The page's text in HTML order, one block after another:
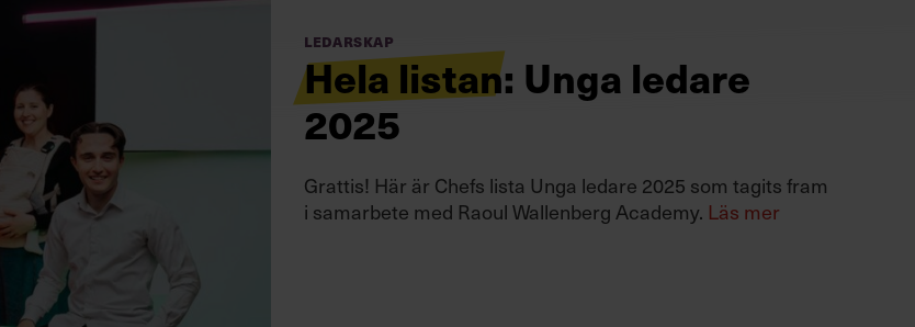
Ledarskap
Hela listan: Unga ledare
2025
Grattis! Här är Chefs lista Unga ledare 2025 som tagits fram
i samarbete med Raoul Wallenberg Academy. Läs mer